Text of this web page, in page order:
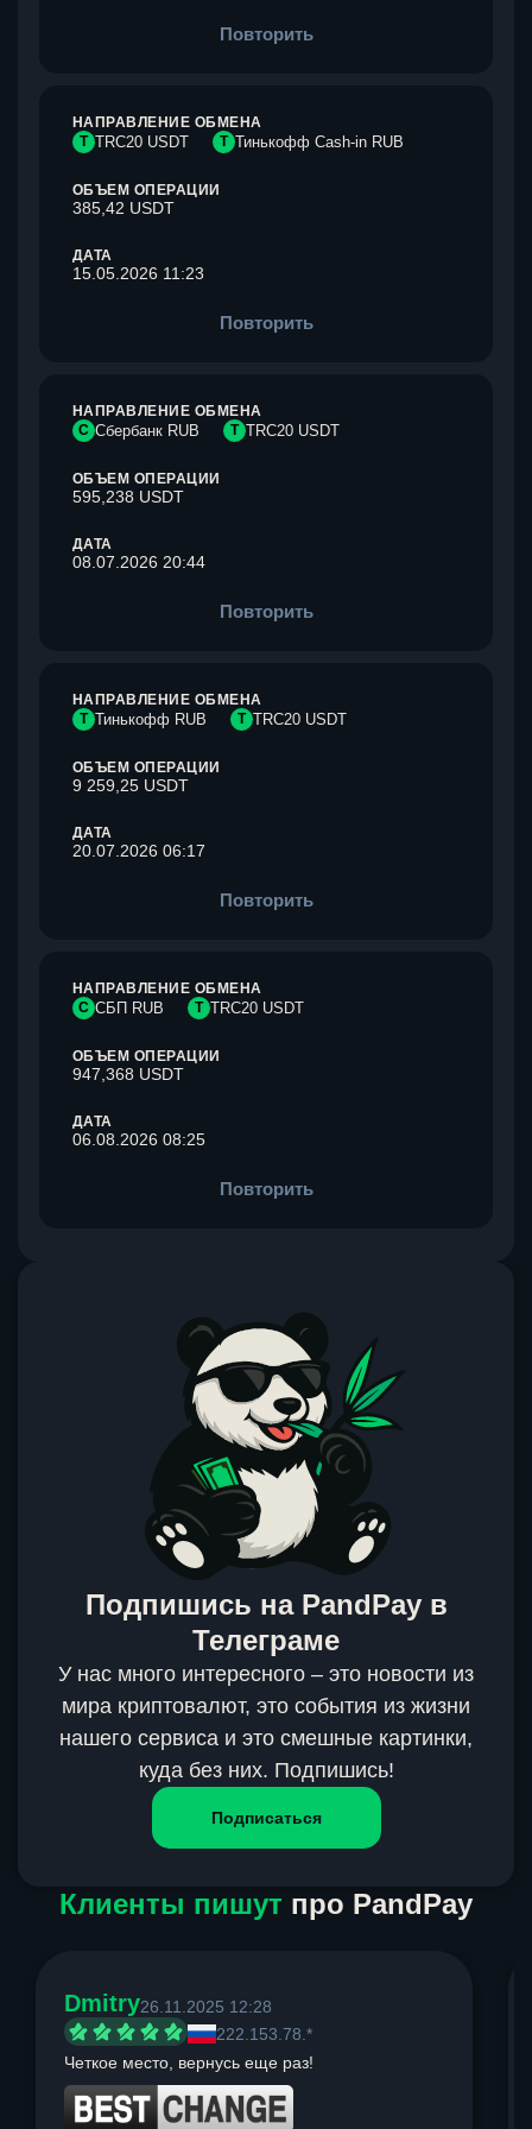
Повторить
НАПРАВЛЕНИЕ ОБМЕНА
T TRC20 USDT Т Тинькофф Cash-in RUB
ОБЪЕМ ОПЕРАЦИИ
385,42 USDT
ДАТА
15.05.2026 11:23
Повторить
НАПРАВЛЕНИЕ ОБМЕНА
С Сбербанк RUB T TRC20 USDT
ОБЪЕМ ОПЕРАЦИИ
595,238 USDT
ДАТА
08.07.2026 20:44
Повторить
НАПРАВЛЕНИЕ ОБМЕНА
Т Тинькофф RUB T TRC20 USDT
ОБЪЕМ ОПЕРАЦИИ
9 259,25 USDT
ДАТА
20.07.2026 06:17
Повторить
НАПРАВЛЕНИЕ ОБМЕНА
С СБП RUB T TRC20 USDT
ОБЪЕМ ОПЕРАЦИИ
947,368 USDT
ДАТА
06.08.2026 08:25
Повторить
Подпишись на PandPay в
Телеграме
У нас много интересного – это новости из
мира криптовалют, это события из жизни
нашего сервиса и это смешные картинки,
куда без них. Подпишись!
Подписаться
Клиенты пишут про PandPay
Dmitry26.11.2025 12:28
222.153.78.*
Четкое место, вернусь еще раз!